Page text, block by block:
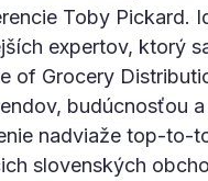
Toby Pickard.
expertov, ktorý
of Grocery
budúcnosťou
nadviaže top-to-
slovenských